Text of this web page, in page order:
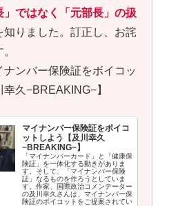
」ではなく「元部長」の扱
知りました。訂正し、お詫
ナンバー保険証をボイコッ
幸久−BREAKING−】
マイナンバー保険証をボイコ
ットしよう【及川幸久
−BREAKING−】
「マイナンバーカード」と「健康保
険証」を一体化する動きがありま
す。そして、「マイナンバー保険
証」なるものを作ろうとしていま
す。作家、国際政治コメンテーター
の及川幸久さんは、マイナンバー保
険証のボイコットをご提案されてい